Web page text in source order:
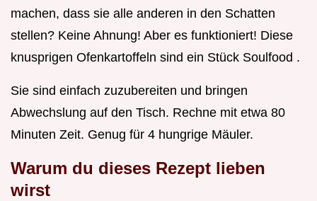
machen, dass sie alle anderen in den Schatten
stellen? Keine Ahnung! Aber es funktioniert! Diese
knusprigen Ofenkartoffeln sind ein Stück Soulfood .
Sie sind einfach zuzubereiten und bringen
Abwechslung auf den Tisch. Rechne mit etwa 80
Minuten Zeit. Genug für 4 hungrige Mäuler.
Warum du dieses Rezept lieben
wirst